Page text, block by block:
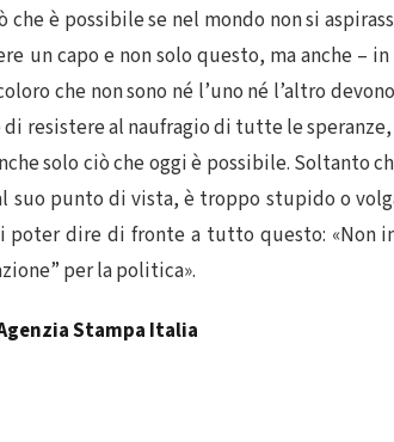
che è possibile se nel mondo non si
un capo e non solo questo, ma anche –
che non sono né l’uno né l’altro
resistere al naufragio di tutte le
solo ciò che oggi è possibile. Soltanto
suo punto di vista, è troppo stupido o
poter dire di fronte a tutto questo: «Non
per la politica».
Stampa Italia